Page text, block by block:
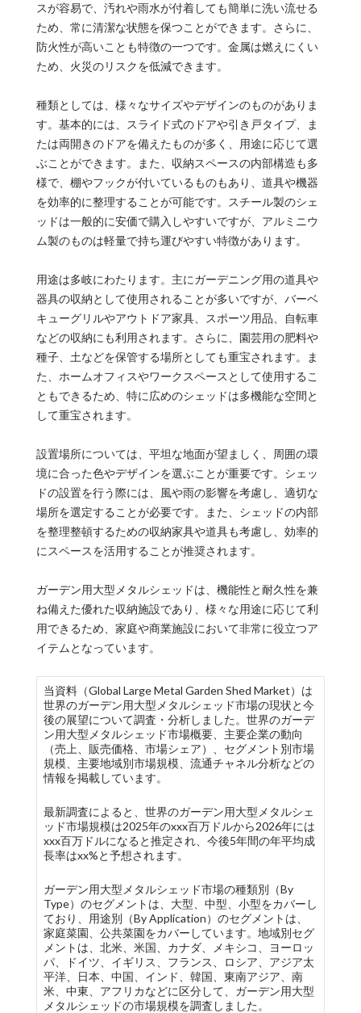
スが容易で、汚れや雨水が付着しても簡単に洗い流せる
ため、常に清潔な状態を保つことができます。さらに、
防火性が高いことも特徴の一つです。金属は燃えにくい
ため、火災のリスクを低減できます。
種類としては、様々なサイズやデザインのものがありま
す。基本的には、スライド式のドアや引き戸タイプ、ま
たは両開きのドアを備えたものが多く、用途に応じて選
ぶことができます。また、収納スペースの内部構造も多
様で、棚やフックが付いているものもあり、道具や機器
を効率的に整理することが可能です。スチール製のシェ
ッドは一般的に安価で購入しやすいですが、アルミニウ
ム製のものは軽量で持ち運びやすい特徴があります。
用途は多岐にわたります。主にガーデニング用の道具や
器具の収納として使用されることが多いですが、バーベ
キューグリルやアウトドア家具、スポーツ用品、自転車
などの収納にも利用されます。さらに、園芸用の肥料や
種子、土などを保管する場所としても重宝されます。ま
た、ホームオフィスやワークスペースとして使用するこ
ともできるため、特に広めのシェッドは多機能な空間と
して重宝されます。
設置場所については、平坦な地面が望ましく、周囲の環
境に合った色やデザインを選ぶことが重要です。シェッ
ドの設置を行う際には、風や雨の影響を考慮し、適切な
場所を選定することが必要です。また、シェッドの内部
を整理整頓するための収納家具や道具も考慮し、効率的
にスペースを活用することが推奨されます。
ガーデン用大型メタルシェッドは、機能性と耐久性を兼
ね備えた優れた収納施設であり、様々な用途に応じて利
用できるため、家庭や商業施設において非常に役立つア
イテムとなっています。
当資料（Global Large Metal Garden Shed Market）は
世界のガーデン用大型メタルシェッド市場の現状と今
後の展望について調査・分析しました。世界のガーデ
ン用大型メタルシェッド市場概要、主要企業の動向
（売上、販売価格、市場シェア）、セグメント別市場
規模、主要地域別市場規模、流通チャネル分析などの
情報を掲載しています。
最新調査によると、世界のガーデン用大型メタルシェ
ッド市場規模は2025年のxxx百万ドルから2026年には
xxx百万ドルになると推定され、今後5年間の年平均成
長率はxx%と予想されます。
ガーデン用大型メタルシェッド市場の種類別（By
Type）のセグメントは、大型、中型、小型をカバーし
ており、用途別（By Application）のセグメントは、
家庭菜園、公共菜園をカバーしています。地域別セグ
メントは、北米、米国、カナダ、メキシコ、ヨーロッ
パ、ドイツ、イギリス、フランス、ロシア、アジア太
平洋、日本、中国、インド、韓国、東南アジア、南
米、中東、アフリカなどに区分して、ガーデン用大型
メタルシェッドの市場規模を調査しました。